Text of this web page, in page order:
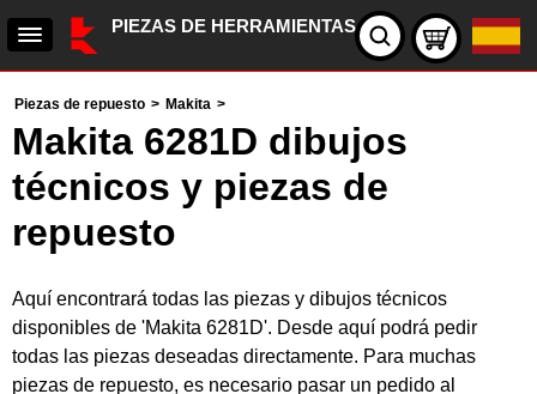
PIEZAS DE HERRAMIENTAS
Piezas de repuesto > Makita >
Makita 6281D dibujos
técnicos y piezas de
repuesto
Aquí encontrará todas las piezas y dibujos técnicos
disponibles de 'Makita 6281D'. Desde aquí podrá pedir
todas las piezas deseadas directamente. Para muchas
piezas de repuesto, es necesario pasar un pedido al